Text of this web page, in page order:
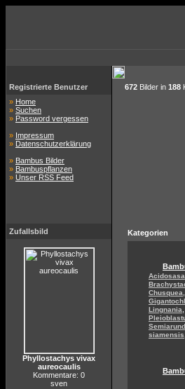
Registrierte Benutzer
» Home
» Suchen
» Password vergessen
» Impressum
» Datenschutzerklärung
» Bambus Bilder
» Bambuspflanzen
» Unser RSS Feed
Zufallsbild
Phyllostachys vivax
aureocaulis
Kommentare: 0
sven
672 Bilder in 188
Kategorien
Acidosasa
Chusquea
Lingnania
siamensis